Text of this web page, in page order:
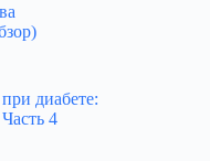
диабете:
4